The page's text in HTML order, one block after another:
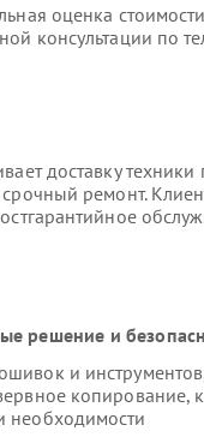
оценка
консультации по
доставку
ремонт.
решение и
и
копирование,
необходимости